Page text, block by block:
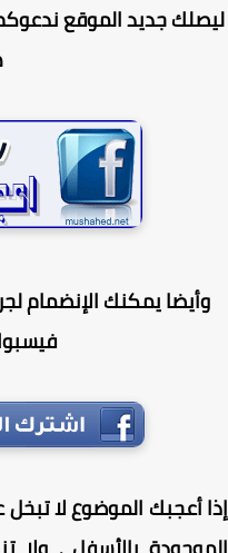
جديد الموقع ندعوكم
يمكنك الإنضمام
أعجبك الموضوع لا تبخل